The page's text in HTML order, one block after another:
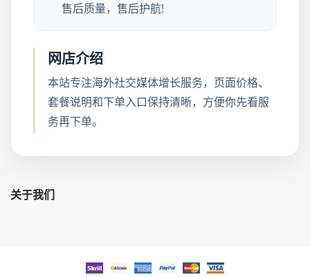
售后质量，售后护航!
网店介绍
本站专注海外社交媒体增长服务，页面价格、
套餐说明和下单入口保持清晰，方便你先看服
务再下单。
关于我们